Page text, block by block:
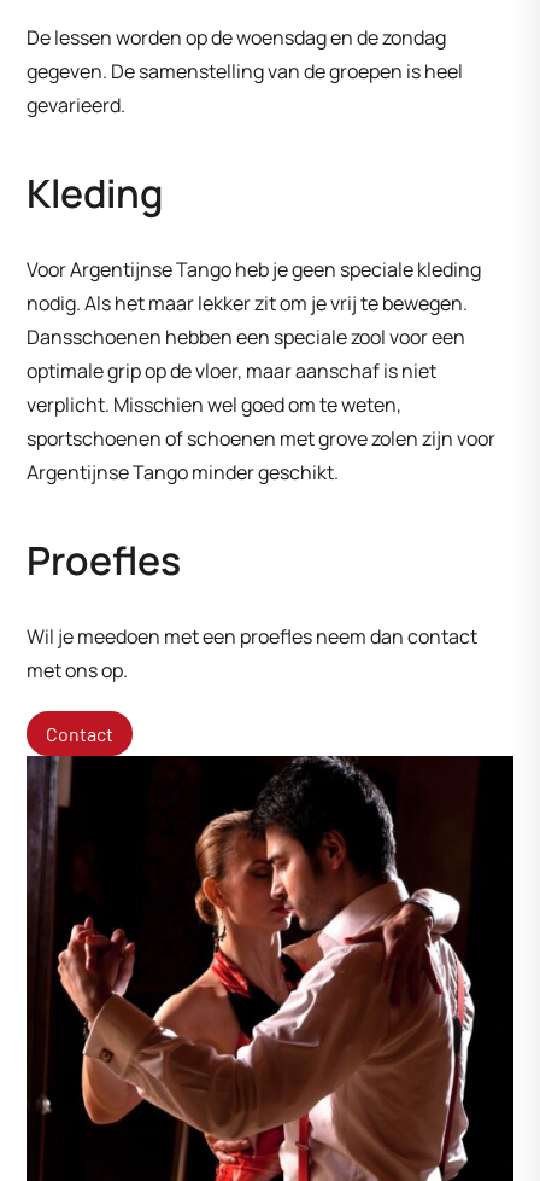
De lessen worden op de woensdag en de zondag
gegeven. De samenstelling van de groepen is heel
gevarieerd.
Kleding
Voor Argentijnse Tango heb je geen speciale kleding
nodig. Als het maar lekker zit om je vrij te bewegen.
Dansschoenen hebben een speciale zool voor een
optimale grip op de vloer, maar aanschaf is niet
verplicht. Misschien wel goed om te weten,
sportschoenen of schoenen met grove zolen zijn voor
Argentijnse Tango minder geschikt.
Proefles
Wil je meedoen met een proefles neem dan contact
met ons op.
Contact